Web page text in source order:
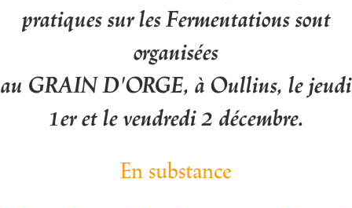
pratiques sur les Fermentations sont
organisées
au GRAIN D'ORGE, à Oullins, le jeudi
1er et le vendredi 2 décembre.
En substance